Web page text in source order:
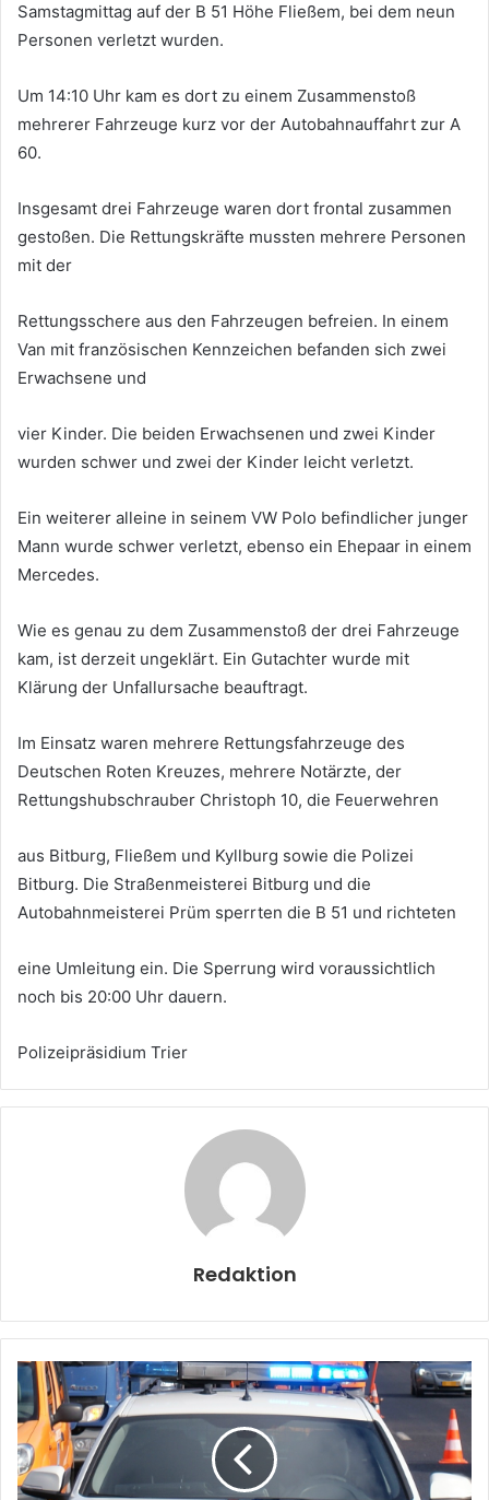
Samstagmittag auf der B 51 Höhe Fließem, bei dem neun
Personen verletzt wurden.
Um 14:10 Uhr kam es dort zu einem Zusammenstoß
mehrerer Fahrzeuge kurz vor der Autobahnauffahrt zur A
60.
Insgesamt drei Fahrzeuge waren dort frontal zusammen
gestoßen. Die Rettungskräfte mussten mehrere Personen
mit der
Rettungsschere aus den Fahrzeugen befreien. In einem
Van mit französischen Kennzeichen befanden sich zwei
Erwachsene und
vier Kinder. Die beiden Erwachsenen und zwei Kinder
wurden schwer und zwei der Kinder leicht verletzt.
Ein weiterer alleine in seinem VW Polo befindlicher junger
Mann wurde schwer verletzt, ebenso ein Ehepaar in einem
Mercedes.
Wie es genau zu dem Zusammenstoß der drei Fahrzeuge
kam, ist derzeit ungeklärt. Ein Gutachter wurde mit
Klärung der Unfallursache beauftragt.
Im Einsatz waren mehrere Rettungsfahrzeuge des
Deutschen Roten Kreuzes, mehrere Notärzte, der
Rettungshubschrauber Christoph 10, die Feuerwehren
aus Bitburg, Fließem und Kyllburg sowie die Polizei
Bitburg. Die Straßenmeisterei Bitburg und die
Autobahnmeisterei Prüm sperrten die B 51 und richteten
eine Umleitung ein. Die Sperrung wird voraussichtlich
noch bis 20:00 Uhr dauern.
Polizeipräsidium Trier
Redaktion